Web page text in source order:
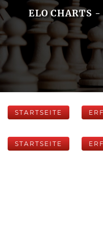
ELO CHARTS -
STARTSEITE
STARTSEITE